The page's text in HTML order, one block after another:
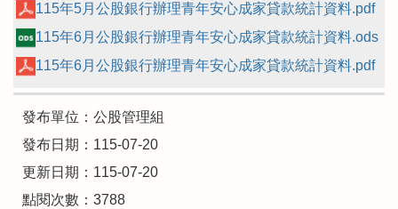
115年5月公股銀行辦理青年安心成家貸款統計資料.pdf
115年6月公股銀行辦理青年安心成家貸款統計資料.ods
115年6月公股銀行辦理青年安心成家貸款統計資料.pdf
發布單位：公股管理組
發布日期：115-07-20
更新日期：115-07-20
點閱次數：3788